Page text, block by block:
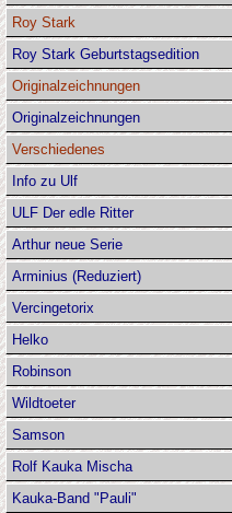
Roy Stark
Roy Stark Geburtstagsedition
Originalzeichnungen
Originalzeichnungen
Verschiedenes
Info zu Ulf
ULF Der edle Ritter
Arthur neue Serie
Arminius (Reduziert)
Vercingetorix
Helko
Robinson
Wildtoeter
Samson
Rolf Kauka Mischa
Kauka-Band "Pauli"